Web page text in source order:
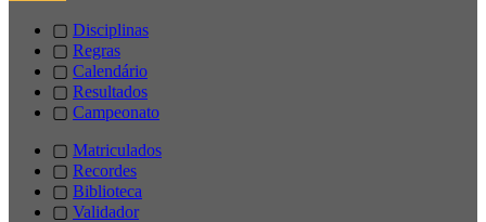
▢ Disciplinas
▢ Regras
▢ Calendário
▢ Resultados
▢ Campeonato
▢ Matriculados
▢ Recordes
▢ Biblioteca
▢ Validador